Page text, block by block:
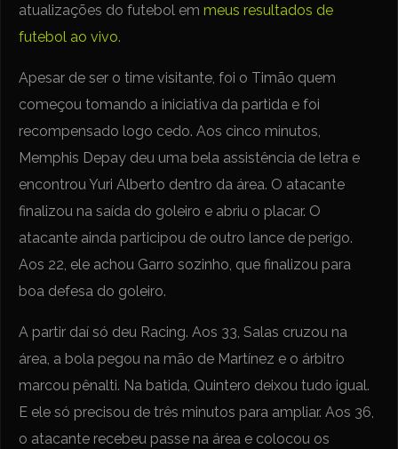
atualizações do futebol emmeus resultados de
futebol ao vivo.
Apesar de ser o time visitante, foi o Timão quem
começou tomando a iniciativa da partida e foi
recompensado logo cedo. Aos cinco minutos,
Memphis Depay deu uma bela assistência de letra e
encontrou Yuri Alberto dentro da área. O atacante
finalizou na saída do goleiro e abriu o placar. O
atacante ainda participou de outro lance de perigo.
Aos 22, ele achou Garro sozinho, que finalizou para
boa defesa do goleiro.
A partir daí só deu Racing. Aos 33, Salas cruzou na
área, a bola pegou na mão de Martínez e o árbitro
marcou pênalti. Na batida, Quintero deixou tudo igual.
E ele só precisou de três minutos para ampliar. Aos 36,
o atacante recebeu passe na área e colocou os